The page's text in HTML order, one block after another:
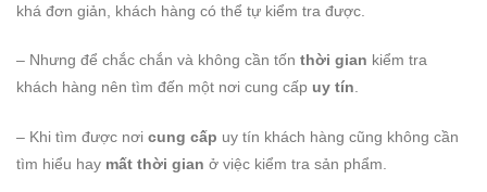
khá đơn giản, khách hàng có thể tự kiểm tra được.
– Nhưng để chắc chắn và không cần tốn thời gian kiểm tra
khách hàng nên tìm đến một nơi cung cấp uy tín.
– Khi tìm được nơi cung cấp uy tín khách hàng cũng không cần
tìm hiểu hay mất thời gian ở việc kiểm tra sản phẩm.